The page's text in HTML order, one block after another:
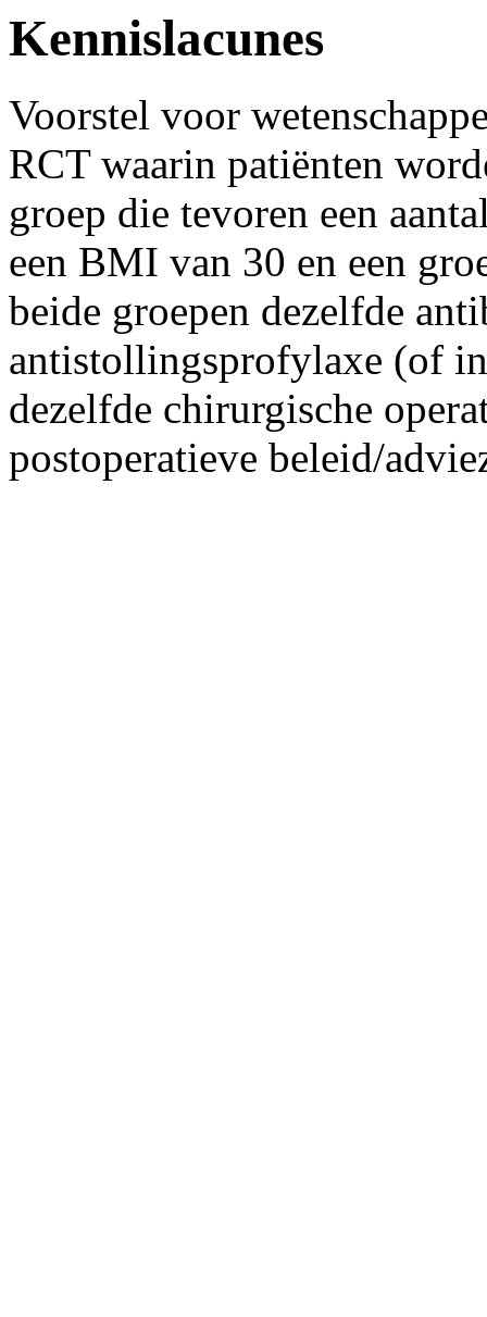
Kennislacunes
Voorstel voor
RCT waarin patiënten
groep die tevoren een
een BMI van 30 en een
beide groepen dezelfde
antistollingsprofylaxe (of
dezelfde chirurgische
postoperatieve beleid/